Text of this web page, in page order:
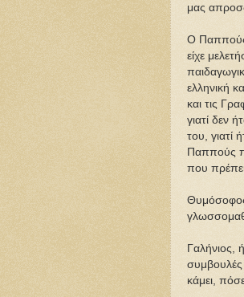
μας
Ο Παππούς
είχε
ελληνική
και τις
γιατί δεν
του, γιατί
Παππούς
που πρέπει
Γαλήνιος,
συμβουλές
κάμει,